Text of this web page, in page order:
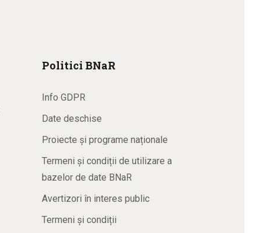
Politici BNaR
Info GDPR
Date deschise
Proiecte și programe naționale
Termeni și condiții de utilizare a
bazelor de date BNaR
Avertizori în interes public
Termeni și condiții